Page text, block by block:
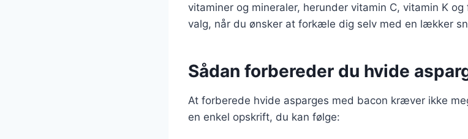
vitaminer og mineraler, herunder vitamin C, vitamin K
valg, når du ønsker at forkæle dig selv med en lækker
Sådan forbereder du hvide
At forberede hvide asparges med bacon kræver ikke
en enkel opskrift, du kan følge: